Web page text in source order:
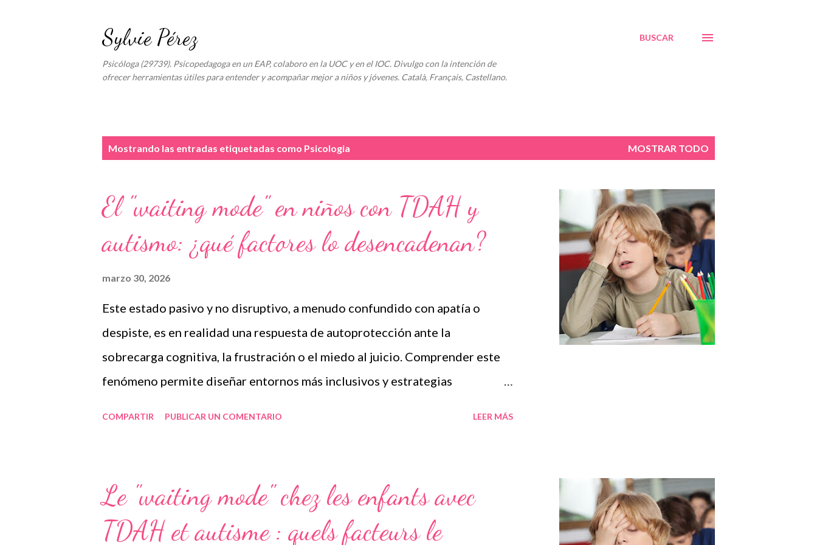
Sylvie Pérez
Psicóloga (29739). Psicopedagoga en un EAP, colaboro en la UOC y en el IOC. Divulgo con la intención de
ofrecer herramientas útiles para entender y acompañar mejor a niños y jóvenes. Català, Français, Castellano.
BUSCAR
Mostrando las entradas etiquetadas como Psicologia MOSTRAR TODO
El "waiting mode" en niños con TDAH y
autismo: ¿qué factores lo desencadenan?
marzo 30, 2026
Este estado pasivo y no disruptivo, a menudo confundido con apatía o
despiste, es en realidad una respuesta de autoprotección ante la
sobrecarga cognitiva, la frustración o el miedo al juicio. Comprender este
fenómeno permite diseñar entornos más inclusivos y estrategias
ejecutivas, historial de fracaso escolar o alta sensibilidad al fracaso , son
los más vulnerables . El waiting mode no es un término clínico oficial,
COMPARTIR PUBLICAR UN COMENTARIO LEER MÁS
Le "waiting mode" chez les enfants avec
TDAH et autisme : quels facteurs le